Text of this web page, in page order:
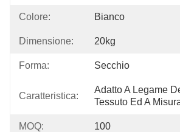
Colore: Bianco
Dimensione: 20kg
Forma: Secchio
Caratteristica:
Adatto A Legame
Tessuto Ed A
MOQ: 100